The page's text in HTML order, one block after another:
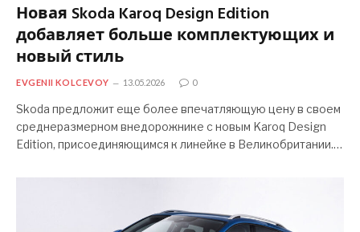
Новая Skoda Karoq Design Edition
добавляет больше комплектующих и
новый стиль
EVGENII KOLCEVOY 13.05.2026 0
Skoda предложит еще более впечатляющую цену в своем
среднеразмерном внедорожнике с новым Karoq Design
Edition, присоединяющимся к линейке в Великобритании.…